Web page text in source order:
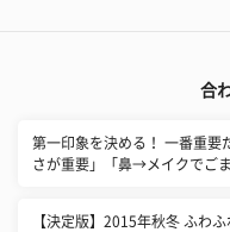
合
第一印象を決める！ 一番重
さが重要」「鼻→メイクでごま
【決定版】2015年秋冬 ふわ